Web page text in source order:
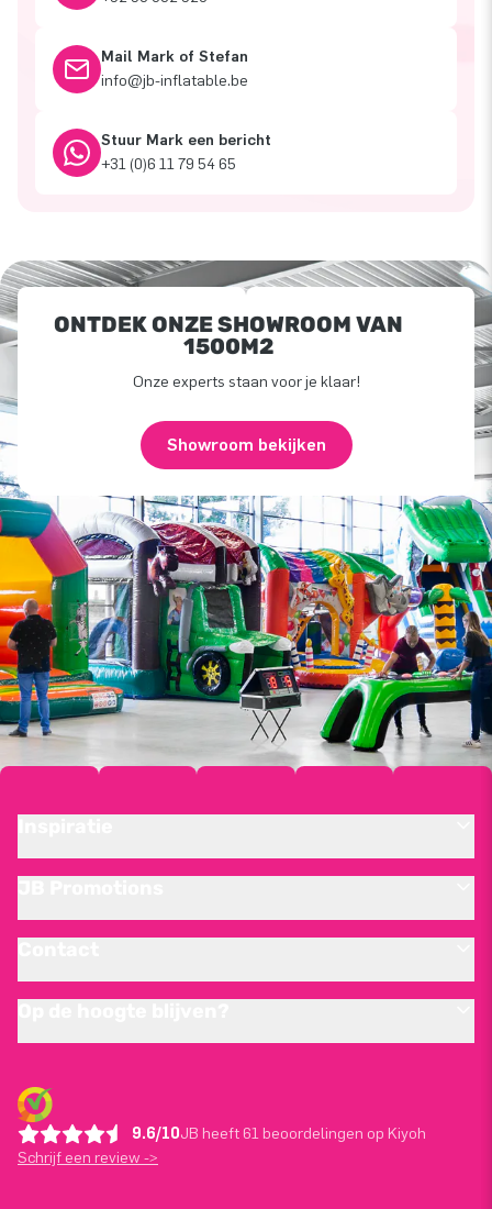
Mail Mark of Stefan
info@jb-inflatable.be
Stuur Mark een bericht
+31 (0)6 11 79 54 65
ONTDEK ONZE SHOWROOM VAN
1500M2
Onze experts staan voor je klaar!
Showroom bekijken
9.6/10JB heeft 61 beoordelingen op Kiyoh
Schrijf een review ->